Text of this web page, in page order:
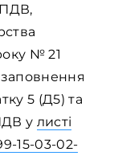
ПДВ,
№ 21
5 (Д5) та
у листі
15-03-02-